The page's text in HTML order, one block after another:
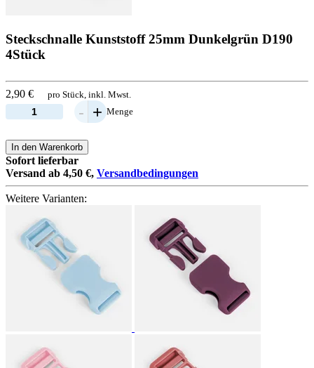
Steckschnalle Kunststoff 25mm Dunkelgrün D190
4Stück
2,90 € pro Stück, inkl. Mwst.
- + Menge
In den Warenkorb
Sofort lieferbar
Versand ab 4,50 €, Versandbedingungen
Weitere Varianten: